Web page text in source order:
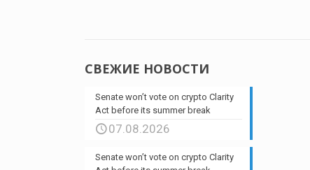
СВЕЖИЕ НОВОСТИ
Senate won’t vote on crypto Clarity
Act before its summer break
07.08.2026
Senate won’t vote on crypto Clarity